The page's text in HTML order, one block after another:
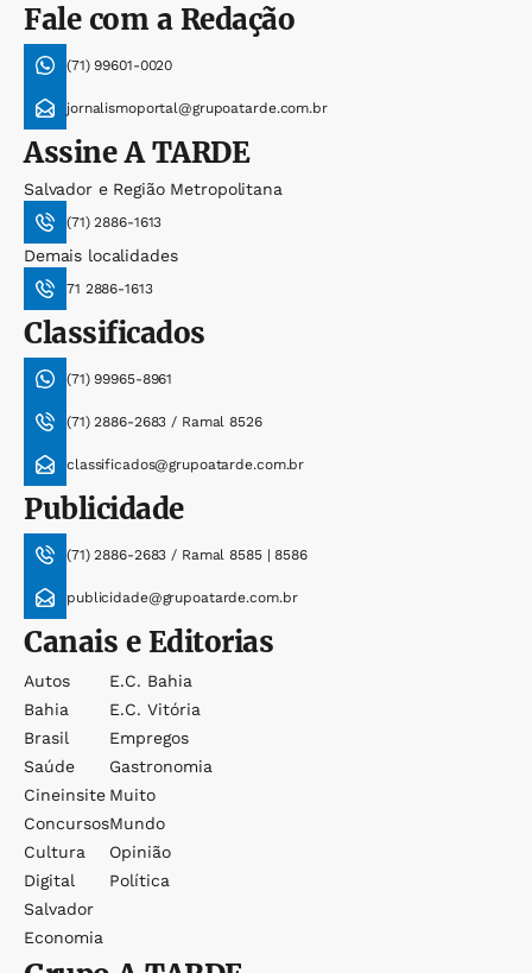
Fale com a Redação
(71) 99601-0020
jornalismoportal@grupoatarde.com.br
AssineA TARDE
Salvador e Região Metropolitana
(71) 2886-1613
Demais localidades
71 2886-1613
Classificados
(71) 99965-8961
(71) 2886-2683 / Ramal 8526
classificados@grupoatarde.com.br
Publicidade
(71) 2886-2683 / Ramal 8585 | 8586
publicidade@grupoatarde.com.br
Canais e Editorias
Autos
Bahia
Brasil
Saúde
Cineinsite
Concursos
Cultura
Digital
Salvador
Economia
E.c. Bahia
E.c. Vitória
Empregos
Gastronomia
Muito
Mundo
Opinião
Política